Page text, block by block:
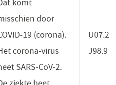
komt
door
19 (corona).
corona-virus
SARS-CoV-2.
U07.2
J98.9